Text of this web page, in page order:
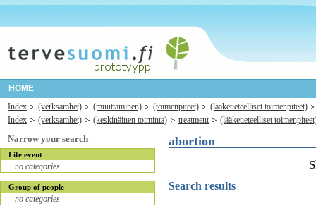
HOME
Index
(verksamhet) (muuttaminen) (toimenpiteet)
(lääketieteelliset toimenpiteet)
Index
(verksamhet) (keskinäinen toiminta) treatment (lääketieteelliset
Narrow your search
Life event
no categories
Group of people
no categories
abortion
Search results